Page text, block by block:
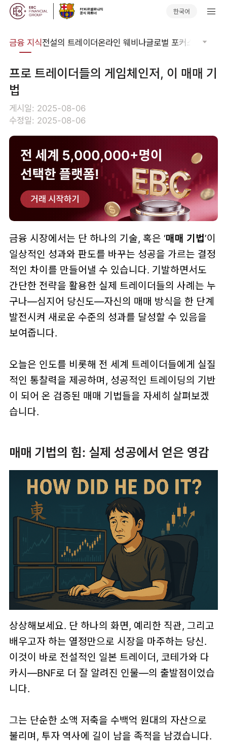
한국어
금융 지식전설의 트레이더온라인 웨비나글로벌 포커스 기술적
프로 트레이더들의 게임체인저, 이 매매 기
법
게시일: 2025-08-06
수정일: 2025-08-06
금융 시장에서는 단 하나의 기술, 혹은 ‘매매 기법’이
일상적인 성과와 판도를 바꾸는 성공을 가르는 결정
적인 차이를 만들어낼 수 있습니다. 기발하면서도
간단한 전략을 활용한 실제 트레이더들의 사례는 누
구나—심지어 당신도—자신의 매매 방식을 한 단계
발전시켜 새로운 수준의 성과를 달성할 수 있음을
보여줍니다.
오늘은 인도를 비롯해 전 세계 트레이더들에게 실질
적인 통찰력을 제공하며, 성공적인 트레이딩의 기반
이 되어 온 검증된 매매 기법들을 자세히 살펴보겠
습니다.
매매 기법의 힘: 실제 성공에서 얻은 영감
상상해보세요. 단 하나의 화면, 예리한 직관, 그리고
배우고자 하는 열정만으로 시장을 마주하는 당신.
이것이 바로 전설적인 일본 트레이더, 코테가와 다
카시—BNF로 더 잘 알려진 인물—의 출발점이었습
니다.
그는 단순한 소액 저축을 수백억 원대의 자산으로
불리며, 투자 역사에 길이 남을 족적을 남겼습니다.